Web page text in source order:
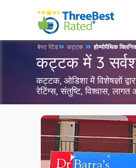
बेस्ट रेटेड कट्टक होम्योपैथिक
कट्टक में 3
कट्टक, ओडिशा में विशेषज्ञों
रेटिंग्स, संतुष्टि, विश्वास,